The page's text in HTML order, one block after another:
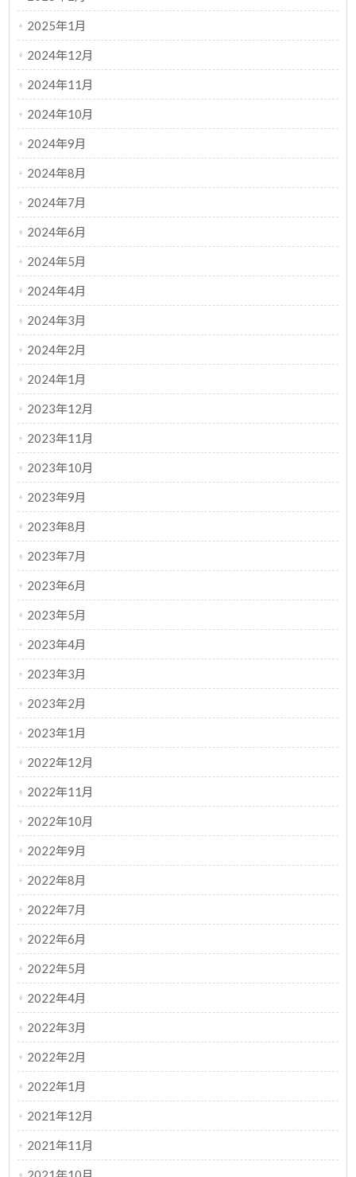
2025年1月
2024年12月
2024年11月
2024年10月
2024年9月
2024年8月
2024年7月
2024年6月
2024年5月
2024年4月
2024年3月
2024年2月
2024年1月
2023年12月
2023年11月
2023年10月
2023年9月
2023年8月
2023年7月
2023年6月
2023年5月
2023年4月
2023年3月
2023年2月
2023年1月
2022年12月
2022年11月
2022年10月
2022年9月
2022年8月
2022年7月
2022年6月
2022年5月
2022年4月
2022年3月
2022年2月
2022年1月
2021年12月
2021年11月